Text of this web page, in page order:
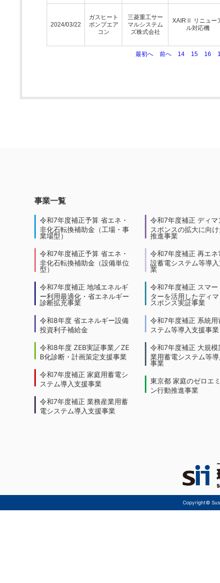
2024/03/22
ガスヒート
ポンプエア
コン
三菱重工サー
マルシステム
ズ株式会社
XAIRⅡ リニュー
ル対応機
最初へ 前へ 14 15 16
事業一覧
令和7年度補正予算 省エネ・
非化石転換補助金（工場・事
業場型）
令和7年度補正予算 省エネ・
非化石転換補助金（設備単位
型）
令和7年度補正 地域エネルギ
ー利用最適化・省エネルギー
診断拡充事業
令和8年度 省エネルギー設備
投資利子補給金
令和8年度 ZEB実証事業／ZE
B化診断・計画策定支援事業
令和7年度補正 家庭用蓄電シ
ステム導入支援事業
令和7年度補正 業務産業用蓄
電システム導入支援事業
令和7年度補正 ディマ
スポンスの拡大に向
推進事業
令和7年度補正 再エネ
設蓄電システム等導
業
令和7年度補正 スマー
ターを活用したディ
スポンス実証事業
令和7年度補正 系統用
ステム等導入支援事業
令和7年度補正 大規模
業用蓄電システム等
事業
東京都 家庭のゼロエ
ン行動推進事業
Copyright©